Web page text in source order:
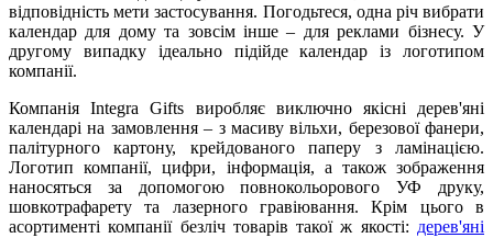
відповідність мети застосування. Погодьтеся, одна річ вибрати
календар для дому та зовсім інше – для реклами бізнесу. У
другому випадку ідеально підійде календар із логотипом
компанії.
Компанія Integra Gifts виробляє виключно якісні дерев'яні
календарі на замовлення – з масиву вільхи, березової фанери,
палітурного картону, крейдованого паперу з ламінацією.
Логотип компанії, цифри, інформація, а також зображення
наносяться за допомогою повнокольорового УФ друку,
шовкотрафарету та лазерного гравіювання. Крім цього в
асортименті компанії безліч товарів такої ж якості: дерев'яні